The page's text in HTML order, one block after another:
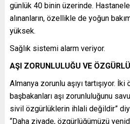
günlük 40 binin üzerinde.
alınanların, özellikle de yoğun
yüksek.
Sağlık sistemi alarm veriyor.
AŞI ZORUNLULUĞU VE
Almanya zorunlu aşıyı tartışıyor.
başbakanları aşı zorunluluğunu
sivil özgürlüklerin ihlali değildir”
“Daha ziyade, özgürlüğümüzü